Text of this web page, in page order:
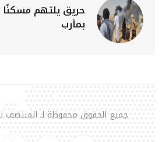
حريق يلتهم مسكنًا
بمأرب
جميع الحقوق محفوظة لـ المنتصف نت ©